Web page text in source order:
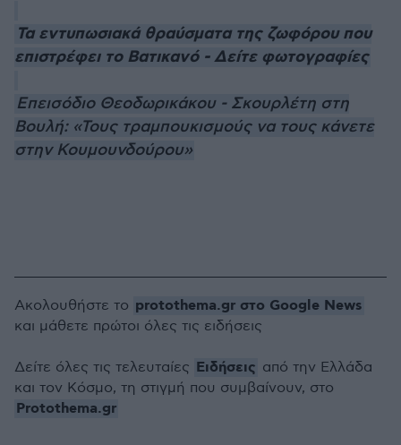
Τα εντυπωσιακά θραύσματα της ζωφόρου που
επιστρέφει το Βατικανό - Δείτε φωτογραφίες
Επεισόδιο Θεοδωρικάκου - Σκουρλέτη στη
Βουλή: «Τους τραμπουκισμούς να τους κάνετε
στην Κουμουνδούρου»
Ακολουθήστε το protothema.gr στο Google News
και μάθετε πρώτοι όλες τις ειδήσεις
Δείτε όλες τις τελευταίες Ειδήσεις από την Ελλάδα
και τον Κόσμο, τη στιγμή που συμβαίνουν, στο
Protothema.gr